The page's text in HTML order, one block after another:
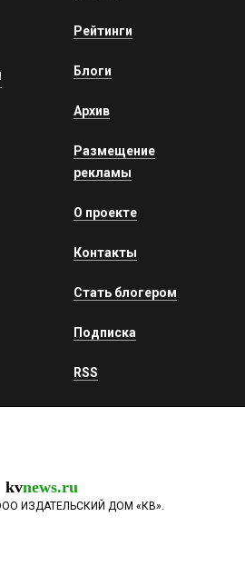
Рейтинги
Блоги
Архив
Размещение
рекламы
О проекте
Контакты
Стать блогером
Подписка
RSS
kvnews.ru
ИЗДАТЕЛЬСКИЙ ДОМ «КВ».